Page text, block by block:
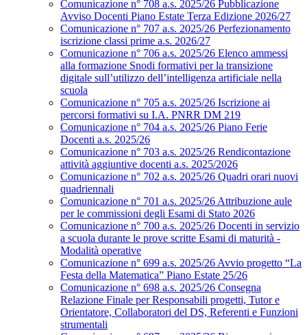
Comunicazione n° 708 a.s. 2025/26 Pubblicazione
Avviso Docenti Piano Estate Terza Edizione 2026/27
Comunicazione n° 707 a.s. 2025/26 Perfezionamento
iscrizione classi prime a.s. 2026/27
Comunicazione n° 706 a.s. 2025/26 Elenco ammessi
alla formazione Snodi formativi per la transizione
digitale sull’utilizzo dell’intelligenza artificiale nella
scuola
Comunicazione n° 705 a.s. 2025/26 Iscrizione ai
percorsi formativi su I.A. PNRR DM 219
Comunicazione n° 704 a.s. 2025/26 Piano Ferie
Docenti a.s. 2025/26
Comunicazione n° 703 a.s. 2025/26 Rendicontazione
attività aggiuntive docenti a.s. 2025/2026
Comunicazione n° 702 a.s. 2025/26 Quadri orari nuovi
quadriennali
Comunicazione n° 701 a.s. 2025/26 Attribuzione aule
per le commissioni degli Esami di Stato 2026
Comunicazione n° 700 a.s. 2025/26 Docenti in servizio
a scuola durante le prove scritte Esami di maturità -
Modalità operative
Comunicazione n° 699 a.s. 2025/26 Avvio progetto “La
Festa della Matematica” Piano Estate 25/26
Comunicazione n° 698 a.s. 2025/26 Consegna
Relazione Finale per Responsabili progetti, Tutor e
Orientatore, Collaboratori del DS, Referenti e Funzioni
strumentali